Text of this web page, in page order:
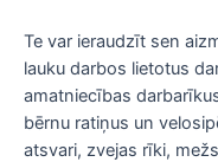
Te var ieraudzīt sen
lauku darbos lietotus
amatniecības
bērnu ratiņus un
atsvari, zvejas rīki,